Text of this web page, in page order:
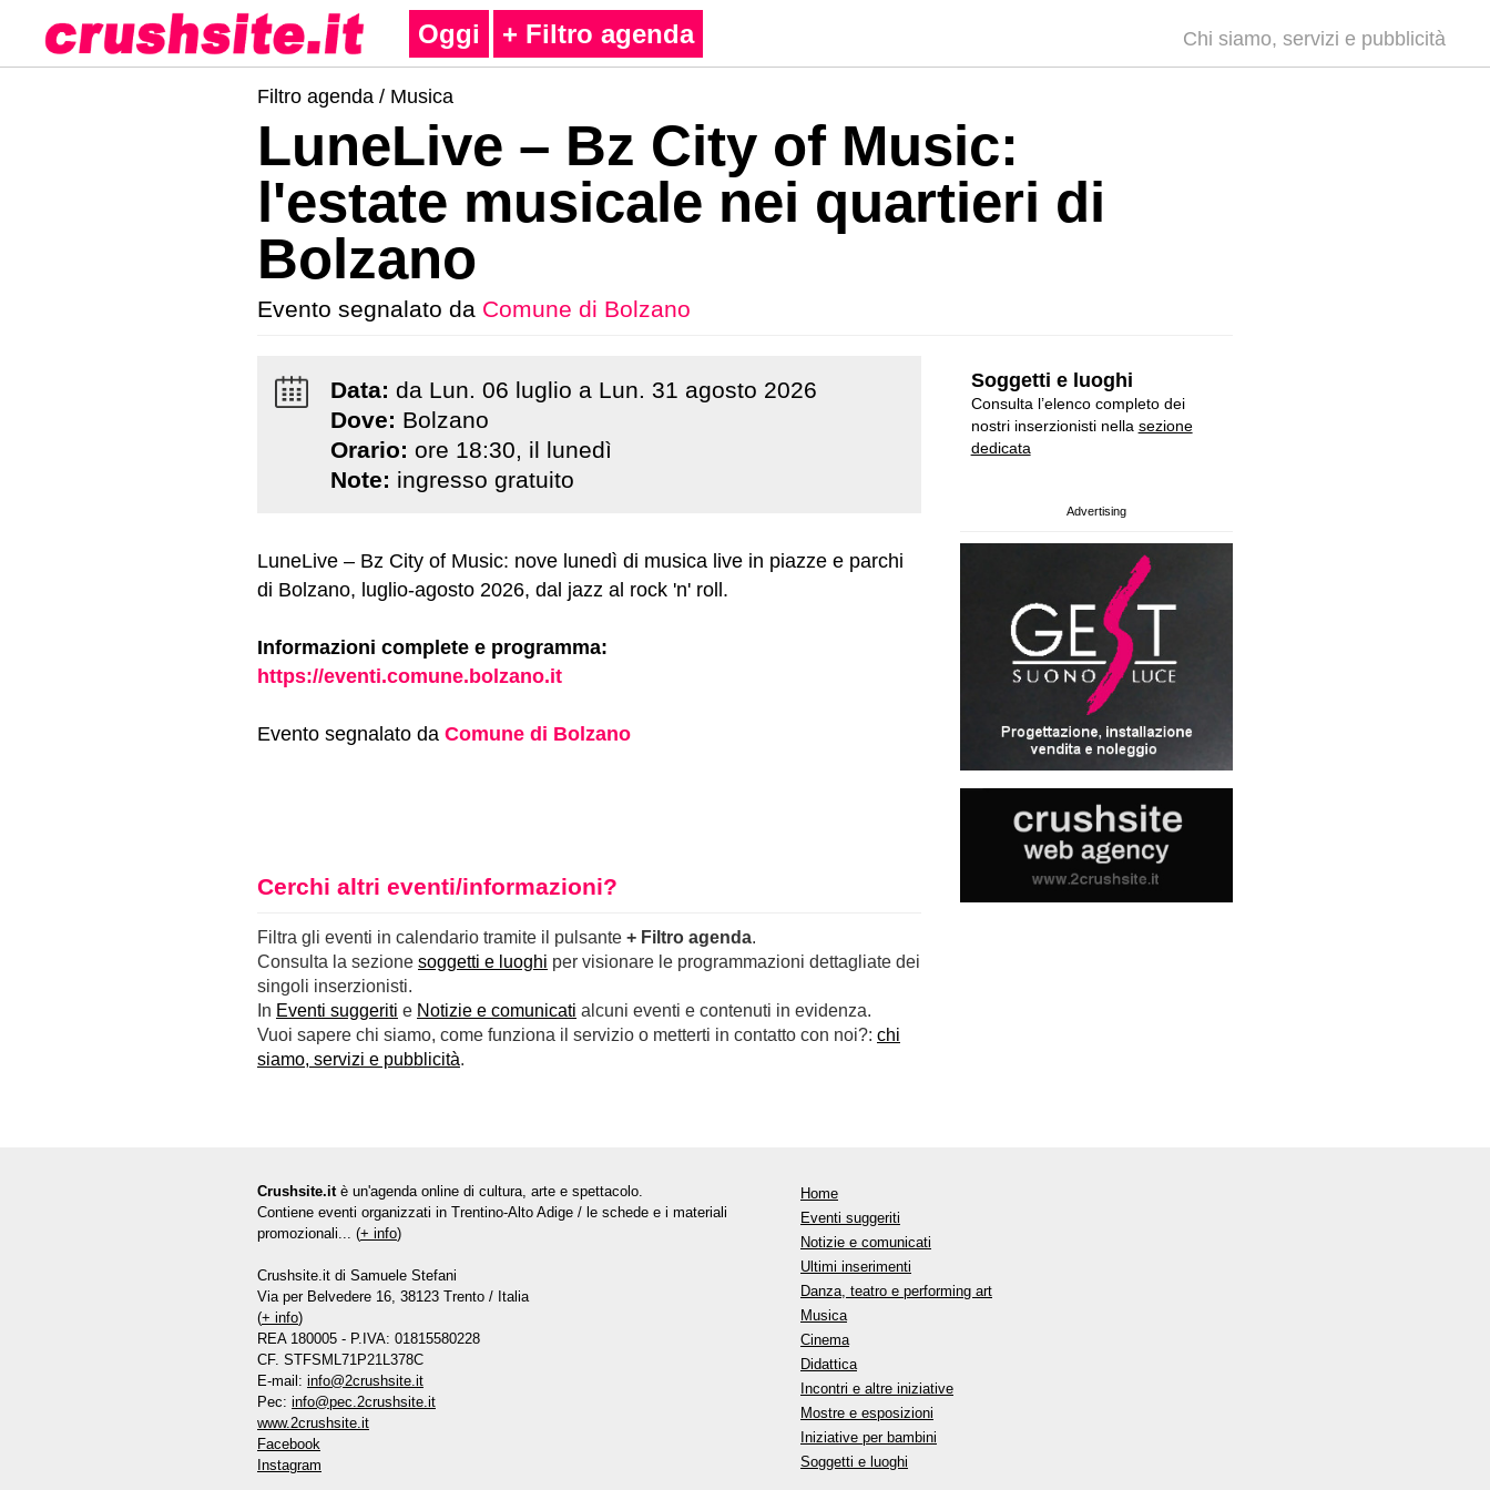
Oggi + Filtro agenda Chi siamo, servizi e pubblicità
Filtro agenda / Musica
LuneLive – Bz City of Music:
l'estate musicale nei quartieri di
Bolzano
Evento segnalato da Comune di Bolzano
Data: da Lun. 06 luglio a Lun. 31 agosto 2026
Dove: Bolzano
Orario: ore 18:30, il lunedì
Note: ingresso gratuito
LuneLive – Bz City of Music: nove lunedì di musica live in piazze e parchi
di Bolzano, luglio-agosto 2026, dal jazz al rock 'n' roll.
Informazioni complete e programma:
https://eventi.comune.bolzano.it
Evento segnalato da Comune di Bolzano
Cerchi altri eventi/informazioni?
Filtra gli eventi in calendario tramite il pulsante + Filtro agenda.
Consulta la sezione soggetti e luoghi per visionare le programmazioni dettagliate dei
singoli inserzionisti.
In Eventi suggeriti e Notizie e comunicati alcuni eventi e contenuti in evidenza.
Vuoi sapere chi siamo, come funziona il servizio o metterti in contatto con noi?: chi
siamo, servizi e pubblicità.
Soggetti e luoghi
Consulta l’elenco completo dei
nostri inserzionisti nella sezione
dedicata
Advertising
Crushsite.it è un'agenda online di cultura, arte e spettacolo.
Contiene eventi organizzati in Trentino-Alto Adige / le schede e i materiali
promozionali... (+ info)
Crushsite.it di Samuele Stefani
Via per Belvedere 16, 38123 Trento / Italia
(+ info)
REA 180005 - P.IVA: 01815580228
CF. STFSML71P21L378C
E-mail: info@2crushsite.it
Pec: info@pec.2crushsite.it
www.2crushsite.it
Facebook
Instagram
Home
Eventi suggeriti
Notizie e comunicati
Ultimi inserimenti
Danza, teatro e performing art
Musica
Cinema
Didattica
Incontri e altre iniziative
Mostre e esposizioni
Iniziative per bambini
Soggetti e luoghi